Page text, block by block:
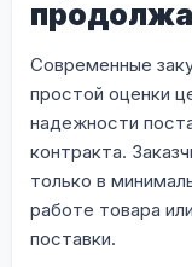
Современные
простой оценки
надежности
контракта.
только в
работе товара
поставки.